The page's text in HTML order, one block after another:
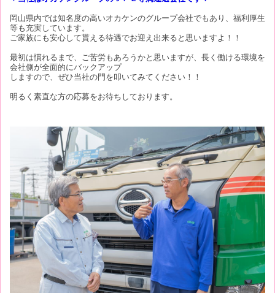
岡山県内では知名度の高いオカケンのグループ会社でもあり、福利厚生
等も充実しています。
ご家族にも安心して貰える待遇でお迎え出来ると思いますよ！！
最初は慣れるまで、ご苦労もあろうかと思いますが、長く働ける環境を
会社側が全面的にバックアップ
しますので、ぜひ当社の門を叩いてみてください！！
明るく素直な方の応募をお待ちしております。